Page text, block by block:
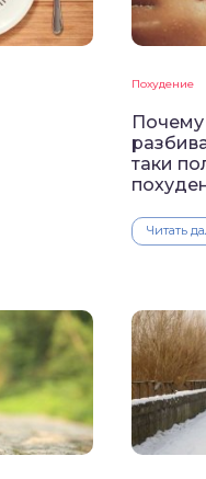
Похудение
таки
Читать